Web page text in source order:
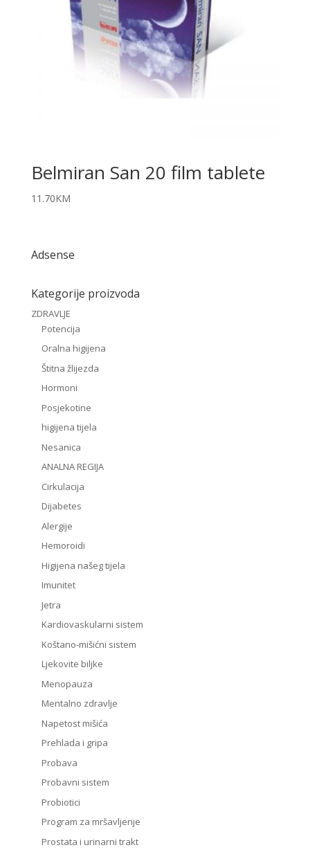
Belmiran San 20 film tablete
11.70KM
Adsense
Kategorije proizvoda
ZDRAVLJE
Potencija
Oralna higijena
Štitna žlijezda
Hormoni
Posjekotine
higijena tijela
Nesanica
ANALNA REGIJA
Cirkulacija
Dijabetes
Alergije
Hemoroidi
Higijena našeg tijela
Imunitet
Jetra
Kardiovaskularni sistem
Koštano-mišićni sistem
Ljekovite biljke
Menopauza
Mentalno zdravlje
Napetost mišića
Prehlada i gripa
Probava
Probavni sistem
Probiotici
Program za mršavljenje
Prostata i urinarni trakt